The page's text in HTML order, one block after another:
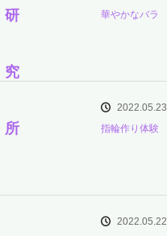
華やかなバラ
2022.05.23
指輪作り体験
2022.05.22